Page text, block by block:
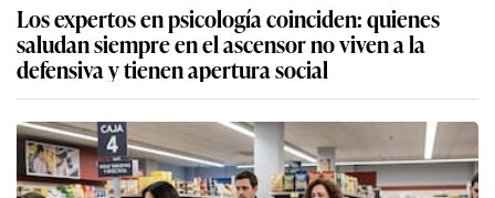
Los expertos en psicología coinciden: quienes
saludan siempre en el ascensor no viven a la
defensiva y tienen apertura social